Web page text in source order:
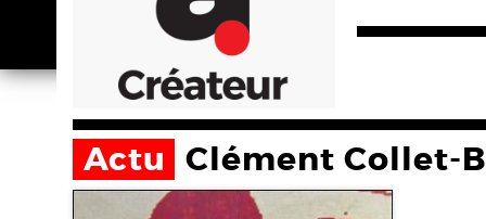
Actu Clément Collet-